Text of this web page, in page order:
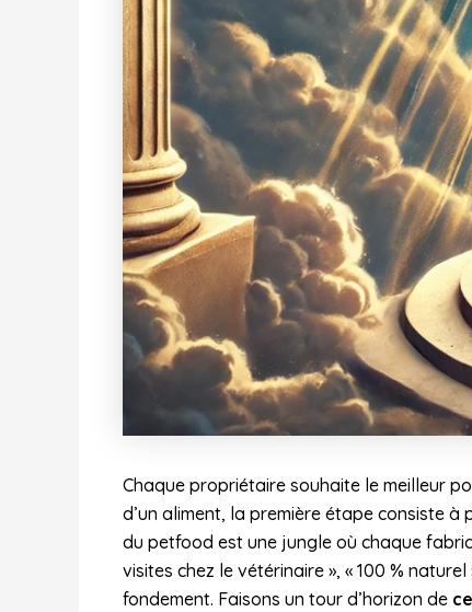
Chaque propriétaire souhaite le meilleur
d’un aliment, la première étape consiste à
du petfood est une jungle où chaque
visites chez le vétérinaire », « 100 %
fondement. Faisons un tour d’horizon de